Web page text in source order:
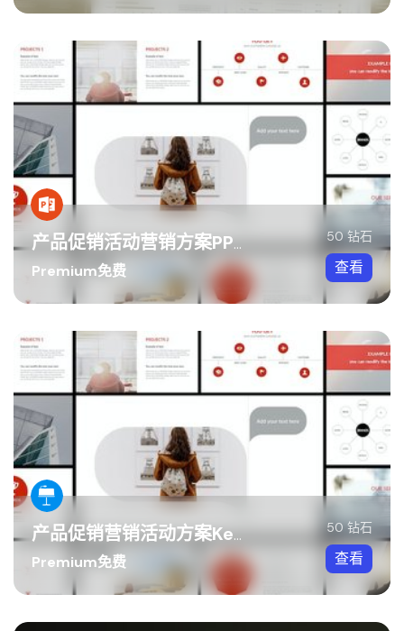
产品促销活动营销方案PPT模板
Premium免费
50 钻石
查看
产品促销营销活动方案Keynote模板
Premium免费
50 钻石
查看